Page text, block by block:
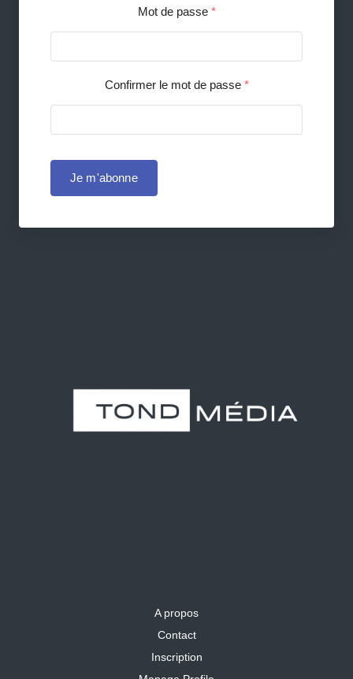
Mot de passe *
Confirmer le mot de passe *
Je m'abonne
A propos
Contact
Inscription